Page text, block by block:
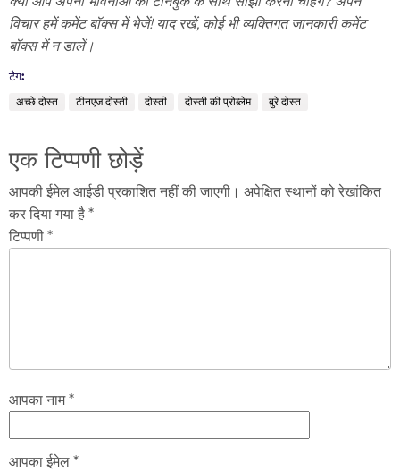
विचार हमें कमेंट बॉक्स में भेजें! याद रखें, कोई भी व्यक्तिगत जानकारी कमेंट
बॉक्स में न डालें।
टैग:
अच्छे दोस्त टीनएज दोस्ती दोस्ती दोस्ती की प्रोब्लेम बुरे दोस्त
एक टिप्पणी छोड़ें
आपकी ईमेल आईडी प्रकाशित नहीं की जाएगी। अपेक्षित स्थानों को रेखांकित
कर दिया गया है *
टिप्पणी *
आपका नाम *
आपका ईमेल *